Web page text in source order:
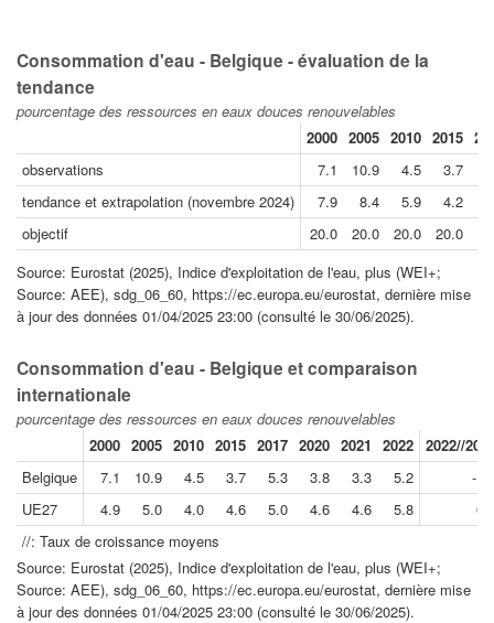
Consommation d'eau - Belgique - évaluation de la
tendance
pourcentage des ressources en eaux douces renouvelables
2000 2005 2010 2015
observations
7.1 10.9 4.5 3.7
tendance et extrapolation (novembre 2024)
7.9 8.4 5.9 4.2
objectif
20.0 20.0 20.0 20.0
Source: Eurostat (2025), Indice d'exploitation de l'eau, plus (WEI+;
Source: AEE), sdg_06_60, https://ec.europa.eu/eurostat, dernière mise
à jour des données 01/04/2025 23:00 (consulté le 30/06/2025).
Consommation d'eau - Belgique et comparaison
internationale
pourcentage des ressources en eaux douces renouvelables
2000 2005 2010 2015 2017 2020 2021 2022 2022//
Belgique
7.1 10.9 4.5 3.7 5.3 3.8 3.3 5.2
-
UE27
4.9 5.0 4.0 4.6 5.0 4.6 4.6 5.8
//: Taux de croissance moyens
Source: Eurostat (2025), Indice d'exploitation de l'eau, plus (WEI+;
Source: AEE), sdg_06_60, https://ec.europa.eu/eurostat, dernière mise
à jour des données 01/04/2025 23:00 (consulté le 30/06/2025).